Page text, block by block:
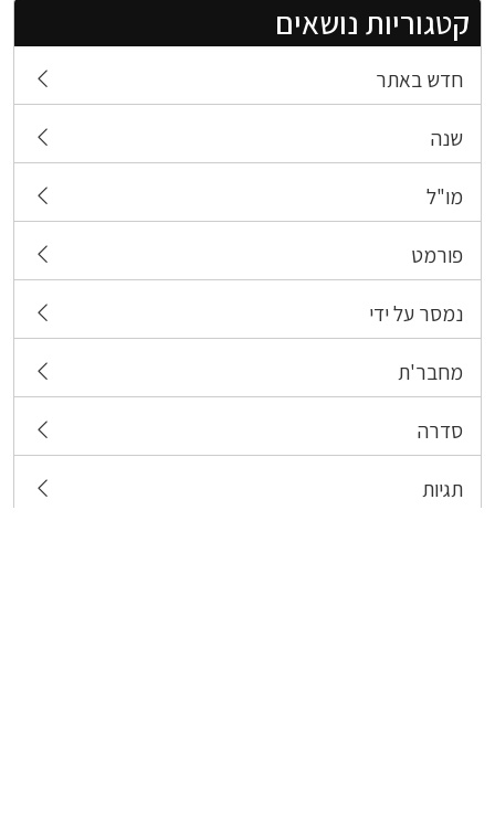
קטגוריות נושאים
חדש באתר
שנה
מו"ל
פורמט
נמסר על ידי
מחבר'ת
סדרה
תגיות